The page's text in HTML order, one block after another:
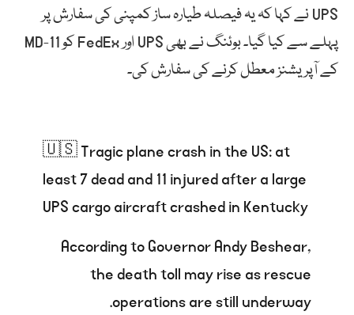
UPS نے کہا کہ یہ فیصلہ طیارہ ساز کمپنی کی سفارش پر
پہلے سے کیا گیا۔ بوئنگ نے بھی UPS اور FedEx کو MD-11
کے آپریشنز معطل کرنے کی سفارش کی۔
🇺🇸 Tragic plane crash in the US: at
least 7 dead and 11 injured after a large
UPS cargo aircraft crashed in Kentucky
According to Governor Andy Beshear,
the death toll may rise as rescue
operations are still underway.